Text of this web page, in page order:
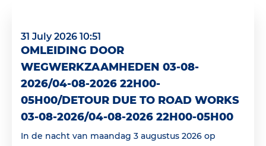
31 July 2026 10:51
OMLEIDING DOOR
WEGWERKZAAMHEDEN 03-08-
2026/04-08-2026 22H00-
05H00/DETOUR DUE TO ROAD WORKS
03-08-2026/04-08-2026 22H00-05H00
In de nacht van maandag 3 augustus 2026 op